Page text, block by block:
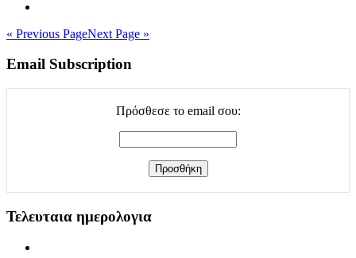
« Previous PageNext Page »
Email Subscription
Πρόσθεσε το email σου:
Τελευταια ημερολογια